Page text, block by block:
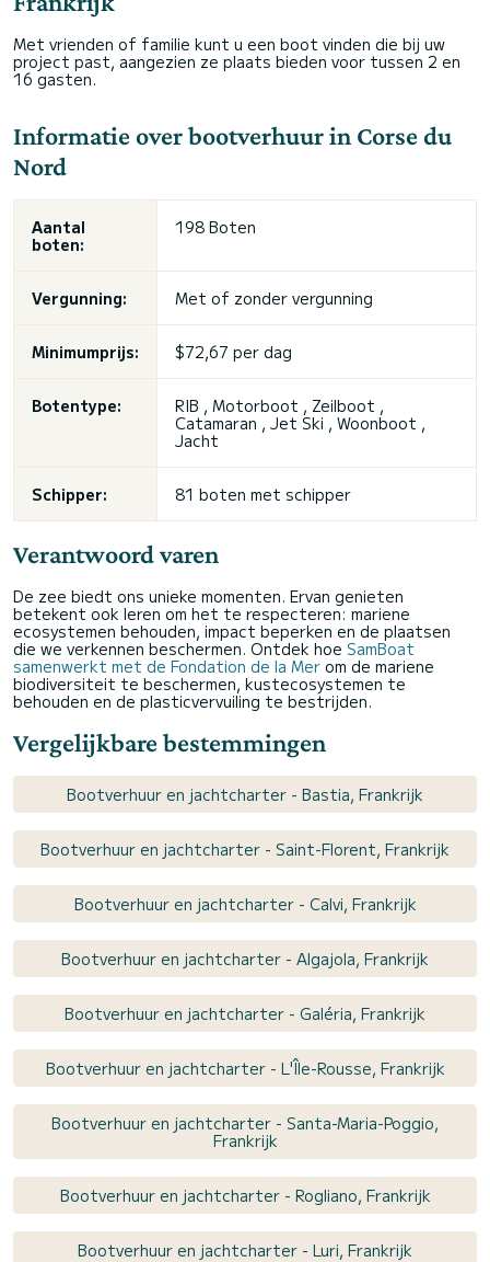
Met vrienden of familie kunt u een boot vinden die bij uw
project past, aangezien ze plaats bieden voor tussen 2 en
16 gasten.
Informatie over bootverhuur in Corse du
Nord
Aantal
boten:
198 Boten
Vergunning: Met of zonder vergunning
Minimumprijs: $72,67 per dag
Botentype:
RIB , Motorboot , Zeilboot ,
Catamaran , Jet Ski , Woonboot ,
Jacht
Schipper: 81 boten met schipper
Verantwoord varen
De zee biedt ons unieke momenten. Ervan genieten
betekent ook leren om het te respecteren: mariene
ecosystemen behouden, impact beperken en de plaatsen
die we verkennen beschermen. Ontdek hoe SamBoat
samenwerkt met de Fondation de la Mer om de mariene
biodiversiteit te beschermen, kustecosystemen te
behouden en de plasticvervuiling te bestrijden.
Vergelijkbare bestemmingen
Bootverhuur en jachtcharter - Bastia, Frankrijk
Bootverhuur en jachtcharter - Saint-Florent, Frankrijk
Bootverhuur en jachtcharter - Calvi, Frankrijk
Bootverhuur en jachtcharter - Algajola, Frankrijk
Bootverhuur en jachtcharter - Galéria, Frankrijk
Bootverhuur en jachtcharter - L'Île-Rousse, Frankrijk
Bootverhuur en jachtcharter - Santa-Maria-Poggio,
Frankrijk
Bootverhuur en jachtcharter - Rogliano, Frankrijk
Bootverhuur en jachtcharter - Luri, Frankrijk